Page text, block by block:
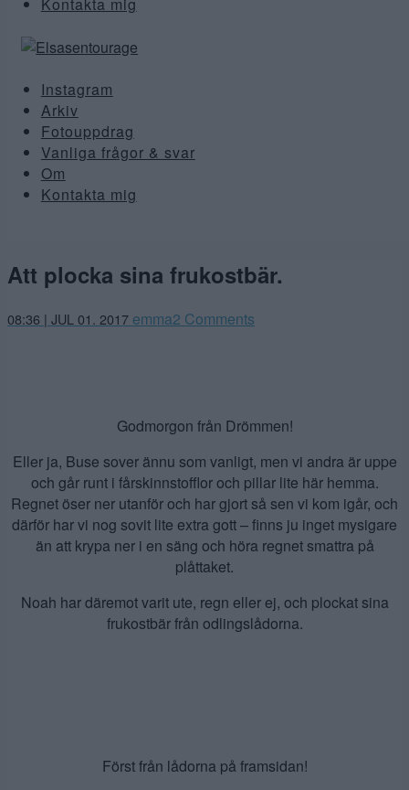
Kontakta mig
Instagram
Arkiv
Fotouppdrag
Vanliga frågor & svar
Om
Kontakta mig
Att plocka sina frukostbär.
08:36 | JUL 01. 2017 emma2 Comments
Godmorgon från Drömmen!
Eller ja, Buse sover ännu som vanligt, men vi andra är uppe
och går runt i fårskinnstofflor och pillar lite här hemma.
Regnet öser ner utanför och har gjort så sen vi kom igår, och
därför har vi nog sovit lite extra gott – finns ju inget mysigare
än att krypa ner i en säng och höra regnet smattra på
plåttaket.
Noah har däremot varit ute, regn eller ej, och plockat sina
frukostbär från odlingslådorna.
Först från lådorna på framsidan!